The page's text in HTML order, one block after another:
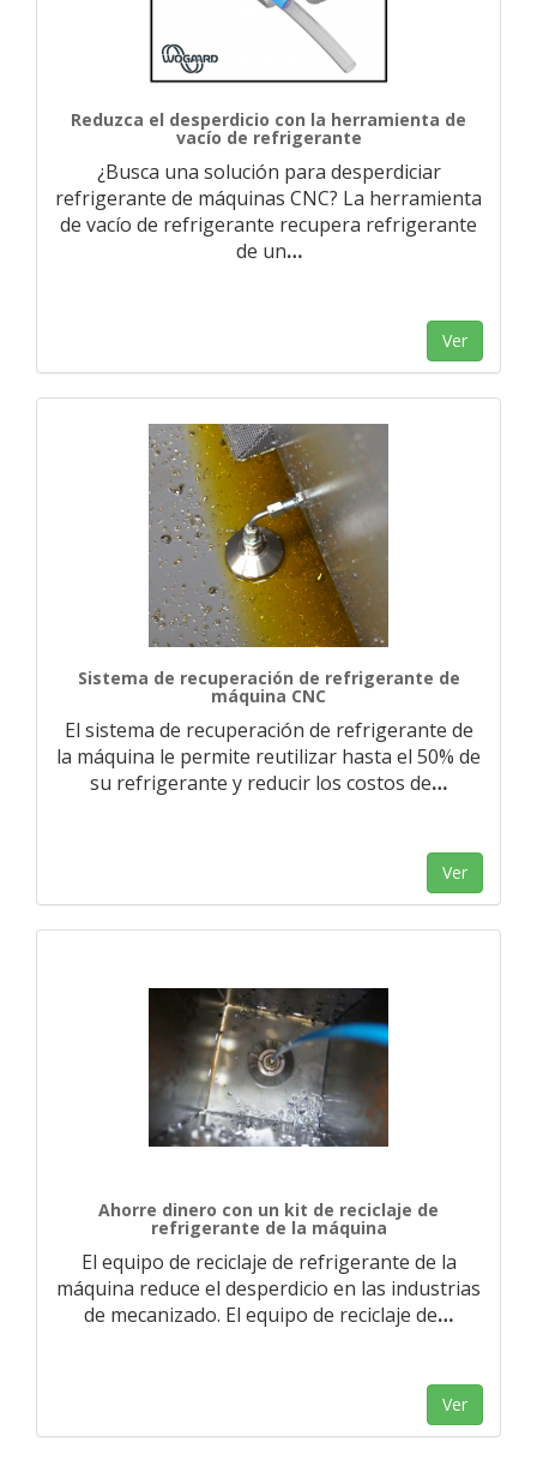
Reduzca el desperdicio con la herramienta de
vacío de refrigerante
¿Busca una solución para desperdiciar
refrigerante de máquinas CNC? La herramienta
de vacío de refrigerante recupera refrigerante
de un…
Ver
Sistema de recuperación de refrigerante de
máquina CNC
El sistema de recuperación de refrigerante de
la máquina le permite reutilizar hasta el 50% de
su refrigerante y reducir los costos de…
Ver
Ahorre dinero con un kit de reciclaje de
refrigerante de la máquina
El equipo de reciclaje de refrigerante de la
máquina reduce el desperdicio en las industrias
de mecanizado. El equipo de reciclaje de…
Ver